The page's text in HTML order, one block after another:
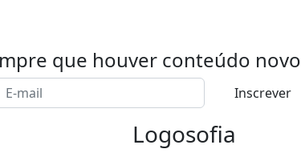
que houver conteúdo novo
Inscrever
Logosofia